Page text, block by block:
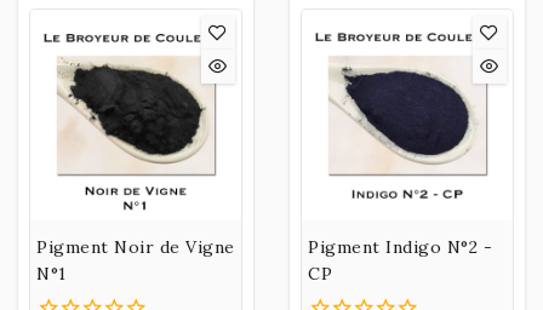
HAVANE Calcinée.
Terre Rouge
Sartorius.
Pigment Noir de Vigne
N°1
Pigment Indigo N°2 -
CP